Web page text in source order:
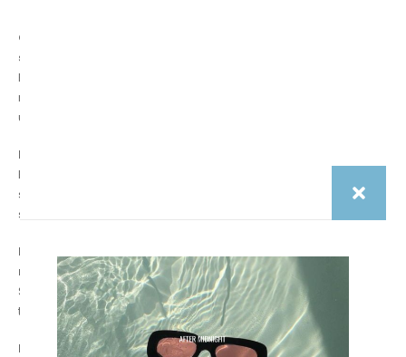
Quelle est la principale source au quotidien : LED ou
smartphone ?
En “présence dans l’environnement”, les LED sont partout. En “impact
ressenti”, le smartphone peut gêner davantage car il est proche et
utilisé le soir.
La TV émet-elle beaucoup de lumière bleue ?
Elle émet de la lumière comme tout écran, mais la distance réduit
souvent la gêne. Le vrai problème est surtout TV lumineuse + pièce
sombre + soirée tardive.
Pourquoi je suis gêné au bureau même quand je coupe le
mode nuit ?
Souvent à cause des LED au plafond, des reflets, et de la luminosité
trop élevée de l’écran.
Est-ce que tout le monde est sensible ?